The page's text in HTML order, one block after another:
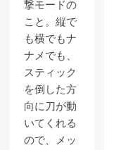
撃モードの
こと。縦で
も横でもナ
ナメでも、
スティック
を倒した方
向に刀が動
いてくれる
ので、メッ